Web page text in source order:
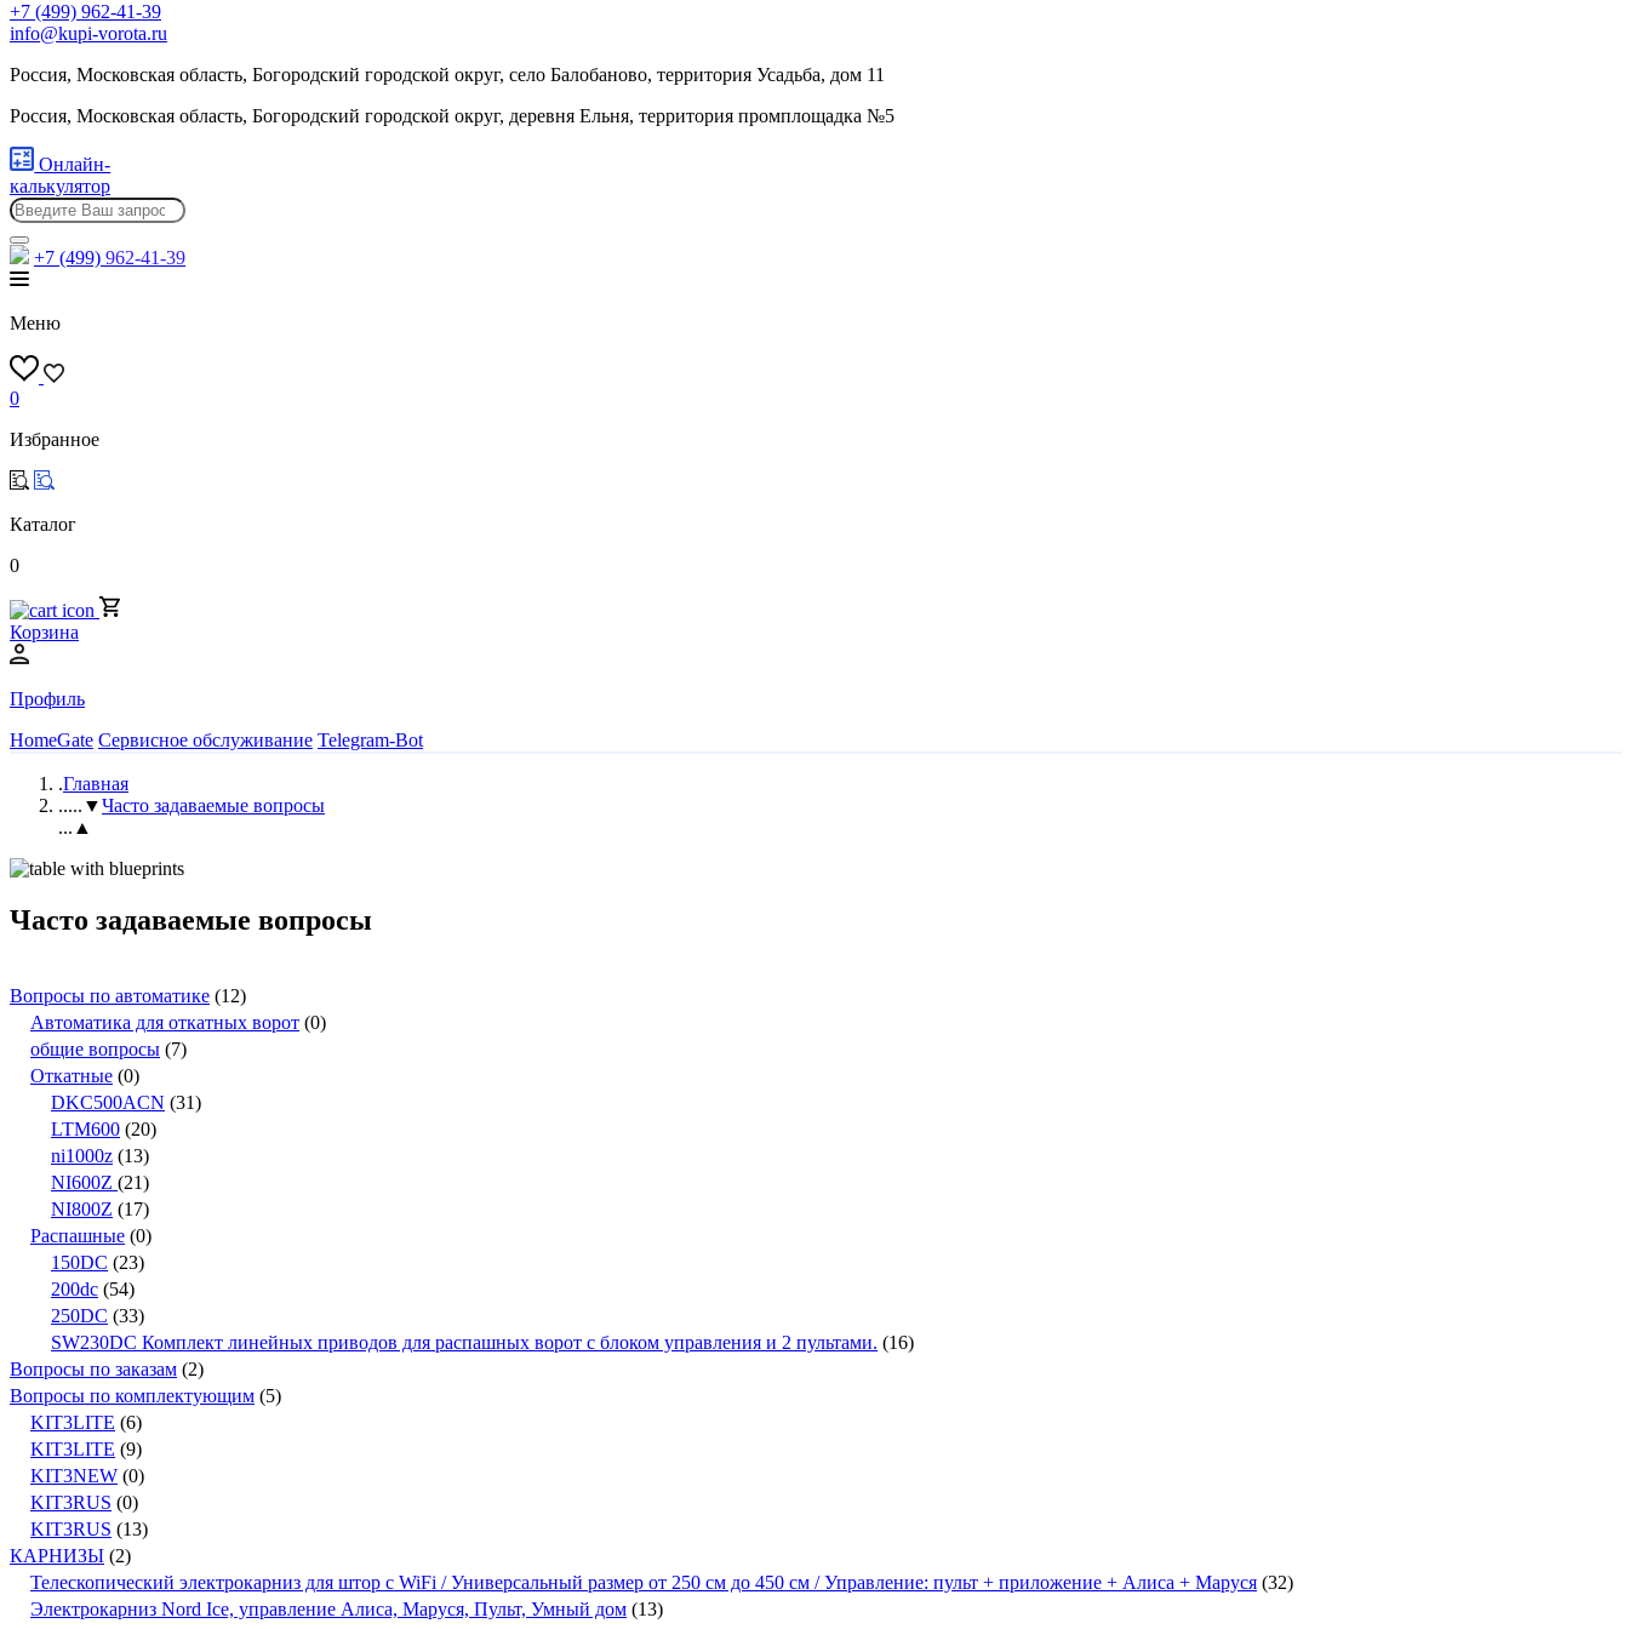
+7 (499) 962-41-39
info@kupi-vorota.ru
Россия, Московская область, Богородский городской округ, село Балобаново, территория Усадьба, дом 11
Россия, Московская область, Богородский городской округ, деревня Ельня, территория промплощадка №5
Онлайн-
калькулятор
+7 (499) 962-41-39
Меню
0
Избранное
Каталог
0
Корзина
Профиль
HomeGate Сервисное обслуживание Telegram-Bot
.Главная
.....▼Часто задаваемые вопросы
...▲
Часто задаваемые вопросы
Вопросы по автоматике (12)
Автоматика для откатных ворот (0)
общие вопросы (7)
Откатные (0)
DKC500ACN (31)
LTM600 (20)
ni1000z (13)
NI600Z (21)
NI800Z (17)
Распашные (0)
150DC (23)
200dc (54)
250DC (33)
SW230DC Комплект линейных приводов для распашных ворот с блоком управления и 2 пультами. (16)
Вопросы по заказам (2)
Вопросы по комплектующим (5)
KIT3LITE (6)
KIT3LITE (9)
KIT3NEW (0)
KIT3RUS (0)
KIT3RUS (13)
КАРНИЗЫ (2)
Телескопический электрокарниз для штор с WiFi / Универсальный размер от 250 см до 450 см / Управление: пульт + приложение + Алиса + Маруся (32)
Электрокарниз Nord Ice, управление Алиса, Маруся, Пульт, Умный дом (13)